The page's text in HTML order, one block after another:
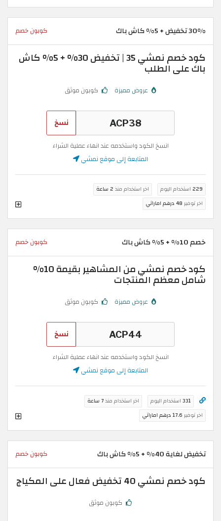
30% تخفيض + 5% كاش باك كوبون خصم
كود خصم نمشي 35 | تخفيض 30% + 5% كاش
باك على الطلب
عروض مميزة كوبون موثق
نسخ
انسخ الكود واستخدمه عند انهاء عملية الشراء
المتابعة إلى موقع نمشي
229 استخدام اليوم اخر استخدام منذ 2 ساعة
اخر توفير 48 درهم اماراتي
خصم 10% + 5% كاش باك كوبون خصم
كود خصم نمشي من المشاهير بقيمة 10%
شامل معظم المنتجات
عروض مميزة كوبون موثق
نسخ
انسخ الكود واستخدمه عند انهاء عملية الشراء
المتابعة إلى موقع نمشي
331 استخدام اليوم اخر استخدام منذ7 ساعة
اخر توفير 17.6 درهم اماراتي
تخفيض لغاية 40% + 5% كاش باك كوبون خصم
كود خصم نمشي 40 تخفيض فعال على المكياج
كوبون موثق